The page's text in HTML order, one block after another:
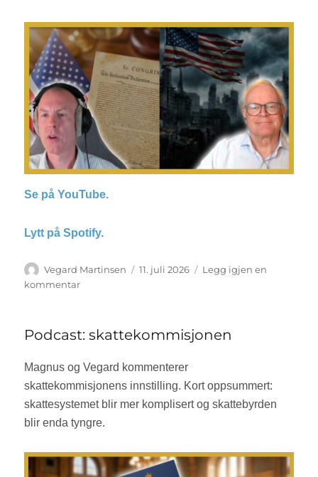
Se på YouTube.
Lytt på Spotify.
Forfatter
Vegard Martinsen Publisert
11. juli 2026
Legg igjen en
kommentar
Podcast: skattekommisjonen
Magnus og Vegard kommenterer
skattekommisjonens innstilling. Kort oppsummert:
skattesystemet blir mer komplisert og skattebyrden
blir enda tyngre.